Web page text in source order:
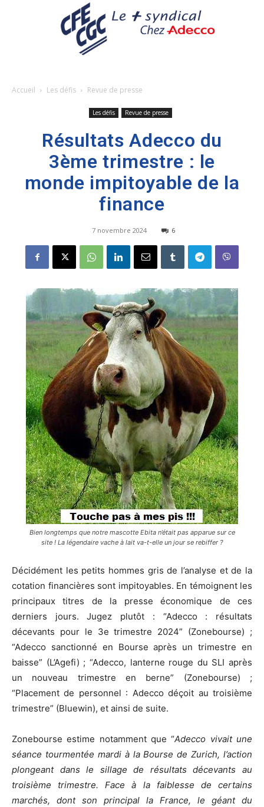
Accueil Les défis Revue de presse
Les défis Revue de presse
Résultats Adecco du
3ème trimestre : le
monde impitoyable de la
finance
7 novembre 2024 6
Bien longtemps que notre mascotte Ebita n’était pas apparue sur ce
site ! La légendaire vache à lait va-t-elle un jour se rebiffer ?
Décidément les petits hommes gris de l’analyse et de la
cotation financières sont impitoyables. En témoignent les
principaux titres de la presse économique de ces
derniers jours. Jugez plutôt : “Adecco : résultats
décevants pour le 3e trimestre 2024” (Zonebourse) ;
“Adecco sanctionné en Bourse après un trimestre en
baisse” (L’Agefi) ; “Adecco, lanterne rouge du SLI après
un nouveau trimestre en berne” (Zonebourse) ;
“Placement de personnel : Adecco déçoit au troisième
trimestre” (Bluewin), et ainsi de suite.
Zonebourse estime notamment que “Adecco vivait une
séance tourmentée mardi à la Bourse de Zurich, l’action
plongeant dans le sillage de résultats décevants au
troisième trimestre. Face à la faiblesse de certains
marchés, dont son principal la France, le géant du